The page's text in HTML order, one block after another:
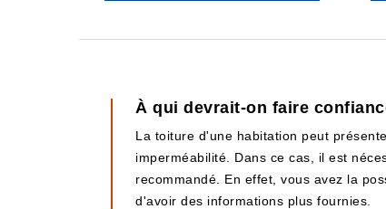
À qui devrait-on faire
La toiture d'une habitation peut
imperméabilité. Dans ce cas, il est
recommandé. En effet, vous avez la
d'avoir des informations plus fournies.